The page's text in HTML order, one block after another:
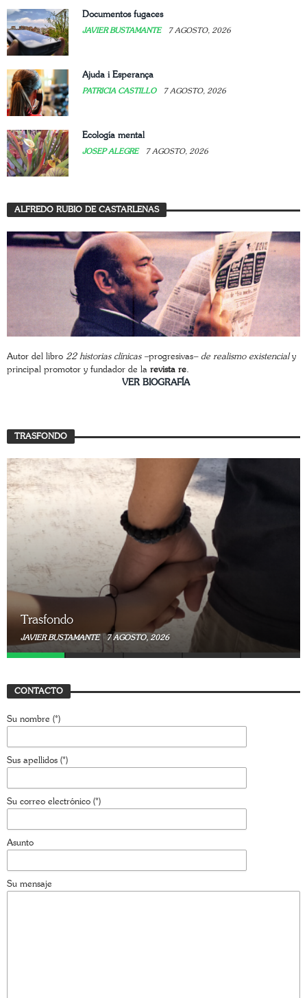
Documentos fugaces
JAVIER BUSTAMANTE 7 AGOSTO, 2026
Ajuda i Esperança
PATRICIA CASTILLO 7 AGOSTO, 2026
Ecología mental
JOSEP ALEGRE 7 AGOSTO, 2026
ALFREDO RUBIO DE CASTARLENAS
Autor del libro 22 historias clínicas –progresivas– de realismo existencialy
principal promotor y fundador de la revista re.
VER BIOGRAFÍA
TRASFONDO
Trasfondo
JAVIER BUSTAMANTE 7 AGOSTO, 2026
CONTACTO
Su nombre (*)
Sus apellidos (*)
Su correo electrónico (*)
Asunto
Su mensaje